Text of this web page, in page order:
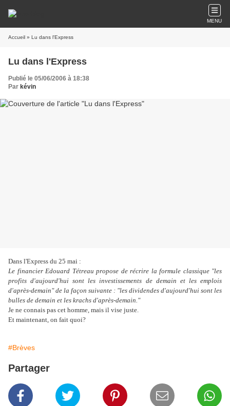
MENU
Accueil » Lu dans l'Express
Lu dans l'Express
Publié le 05/06/2006 à 18:38
Par kévin
Dans l'Express du 25 mai :
Le financier Edouard Tétreau propose de récrire la formule classique "les
profits d'aujourd'hui sont les investissements de demain et les emplois
d'après-demain" de la façon suivante : "les dividendes d'aujourd'hui sont les
bulles de demain et les krachs d'après-demain."
Je ne connais pas cet homme, mais il vise juste.
Et maintenant, on fait quoi?
#Brèves
Partager